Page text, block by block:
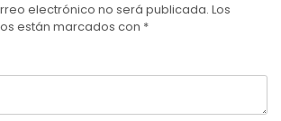
electrónico no será publicada. Los
están marcados con *